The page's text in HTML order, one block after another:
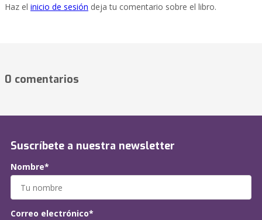
Haz el inicio de sesión deja tu comentario sobre el libro.
0 comentarios
Suscríbete a nuestra newsletter
Nombre*
Correo electrónico*